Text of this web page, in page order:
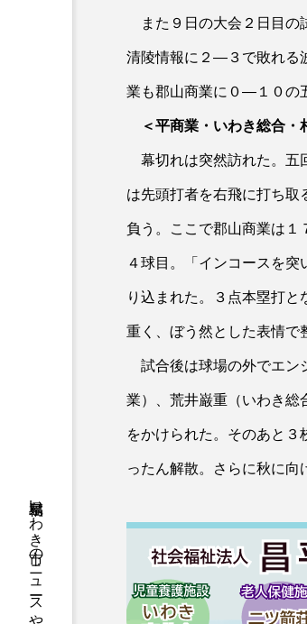
また９日の大会２日目の
清陵情報に２―３で敗れる
業も郡山商業に０―１０の
＜平商業・いわき総合・
幕切れは突然訪れた。五
は先頭打者を右飛に打ち取
負う。ここで郡山商業は１
４球目。「インコースを
り込まれた。３点本塁打
重く、ぼう然とした表情で
試合後は球場の外でエン
業）、荒井巌重（いわき総
をかけられた。そのあと
ったん解散。さらに秋に向